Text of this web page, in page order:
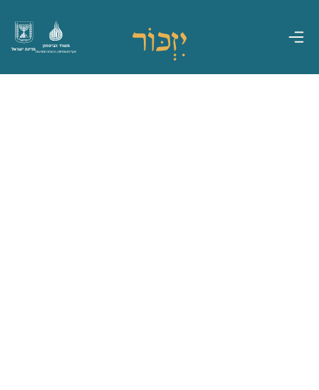
מדינת ישראל
משרד הביטחון
אגף משפחות, הנצחה ומורשת